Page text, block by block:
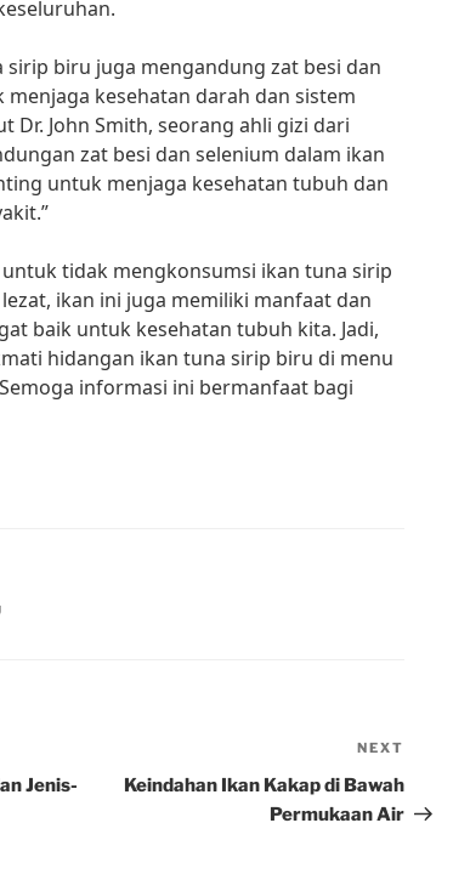
sirip biru juga mengandung zat besi dan
kesehatan darah dan sistem
Dr. John Smith, seorang ahli gizi dari
zat besi dan selenium dalam ikan
untuk menjaga kesehatan tubuh dan
untuk tidak mengkonsumsi ikan tuna sirip
ikan ini juga memiliki manfaat dan
baik untuk kesehatan tubuh kita. Jadi,
hidangan ikan tuna sirip biru di menu
informasi ini bermanfaat bagi
Jenis-
Post
NEXT
Keindahan Ikan Kakap di Bawah
Permukaan Air